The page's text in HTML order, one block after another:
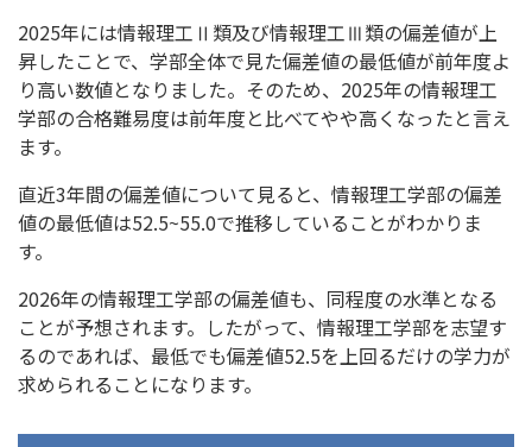
2025年には情報理工Ⅱ類及び情報理工Ⅲ類の偏差値が上
昇したことで、学部全体で見た偏差値の最低値が前年度よ
り高い数値となりました。そのため、2025年の情報理工
学部の合格難易度は前年度と比べてやや高くなったと言え
ます。
直近3年間の偏差値について見ると、情報理工学部の偏差
値の最低値は52.5~55.0で推移していることがわかりま
す。
2026年の情報理工学部の偏差値も、同程度の水準となる
ことが予想されます。したがって、情報理工学部を志望す
るのであれば、最低でも偏差値52.5を上回るだけの学力が
求められることになります。